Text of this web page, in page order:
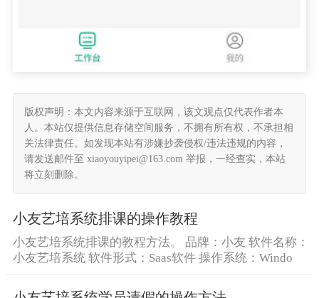
版权声明：本文内容来源于互联网，该文观点仅代表作者本
人。本站仅提供信息存储空间服务，不拥有所有权，不承担相
关法律责任。如发现本站有涉嫌抄袭侵权/违法违规的内容，
请发送邮件至 xiaoyouyipei@163.com 举报，一经查实，本站
将立刻删除。
小友艺培系统排课的操作教程
小友艺培系统排课的教程方法。 品牌：小友 软件名称：
小友艺培系统 软件形式：Saas软件 操作系统：Windo